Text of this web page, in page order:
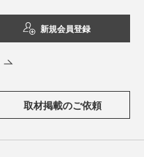
新規会員登録
取材掲載のご依頼